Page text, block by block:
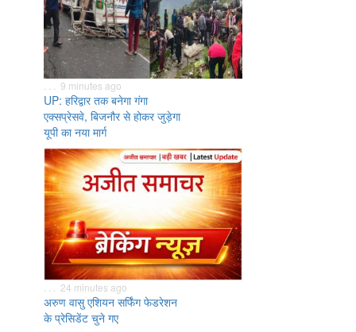
. . . 9 minutes ago
UP: हरिद्वार तक बनेगा गंगा
एक्सप्रेसवे, बिजनौर से होकर जुड़ेगा
यूपी का नया मार्ग
. . . 24 minutes ago
अरुण वासु एशियन सर्फिंग फेडरेशन
के प्रेसिडेंट चुने गए